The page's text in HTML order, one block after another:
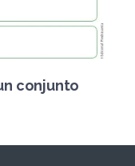
conjunto